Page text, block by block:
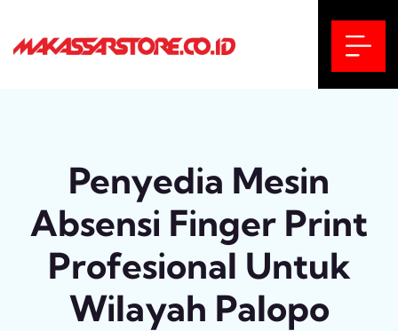
Penyedia Mesin
Absensi Finger Print
Profesional Untuk
Wilayah Palopo